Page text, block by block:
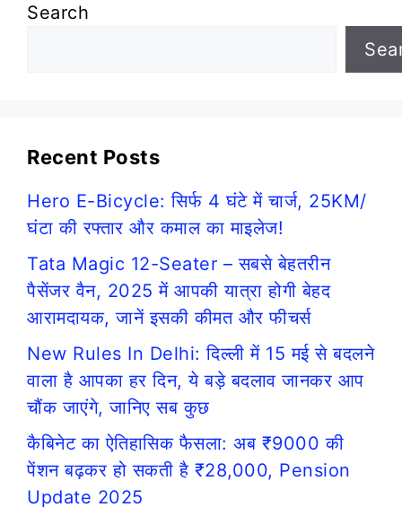
Search
Recent Posts
Hero E-Bicycle: सिर्फ 4 घंटे में चार्ज, 25KM/
घंटा की रफ्तार और कमाल का माइलेज!
Tata Magic 12-Seater – सबसे बेहतरीन
पैसेंजर वैन, 2025 में आपकी यात्रा होगी बेहद
आरामदायक, जानें इसकी कीमत और फीचर्स
New Rules In Delhi: दिल्ली में 15 मई से बदलने
वाला है आपका हर दिन, ये बड़े बदलाव जानकर आप
चौंक जाएंगे, जानिए सब कुछ
कैबिनेट का ऐतिहासिक फैसला: अब ₹9000 की
पेंशन बढ़कर हो सकती है ₹28,000, Pension
Update 2025